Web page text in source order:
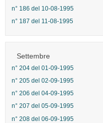
n° 186 del 10-08-1995
n° 187 del 11-08-1995
Settembre
n° 204 del 01-09-1995
n° 205 del 02-09-1995
n° 206 del 04-09-1995
n° 207 del 05-09-1995
n° 208 del 06-09-1995